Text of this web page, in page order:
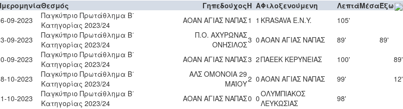
Θεσμός ΓηπεδούχοςH AΦιλοξενούμενη ΛεπτάΜέσαΈξω
09-2023
Παγκύπριο Πρωτάθλημα Β΄
Κατηγορίας 2023/24
ΑΟΑΝ ΑΓΙΑΣ ΝΑΠΑΣ1 1 KRASAVA Ε.Ν.Y.
105'
09-2023
Παγκύπριο Πρωτάθλημα Β΄
Κατηγορίας 2023/24
Π.Ο. ΑΧΥΡΩΝΑΣ
ΟΝΗΣΙΛΟΣ3 0ΑΟΑΝ ΑΓΙΑΣ ΝΑΠΑΣ 89'
89'
09-2023
Παγκύπριο Πρωτάθλημα Β΄
Κατηγορίας 2023/24
ΑΟΑΝ ΑΓΙΑΣ ΝΑΠΑΣ3 2ΠΑΕΕΚ ΚΕΡΥΝΕΙΑΣ 100'
89'
10-2023
Παγκύπριο Πρωτάθλημα Β΄
Κατηγορίας 2023/24
ΑΛΣ ΟΜΟΝΟΙΑ 29
ΜΑΪΟΥ2 0ΑΟΑΝ ΑΓΙΑΣ ΝΑΠΑΣ 99'
12'
10-2023
Παγκύπριο Πρωτάθλημα Β΄
Κατηγορίας 2023/24
ΑΟΑΝ ΑΓΙΑΣ ΝΑΠΑΣ0 0ΟΛΥΜΠΙΑΚΟΣ
ΛΕΥΚΩΣΙΑΣ
98'